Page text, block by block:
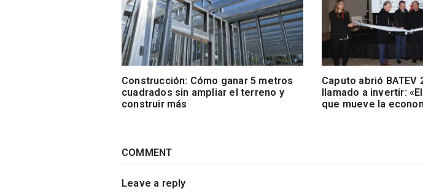
Construcción: Cómo ganar 5 metros
cuadrados sin ampliar el terreno y
construir más
Caputo abrió BATEV
llamado a invertir:
que mueve la
COMMENT
Leave a reply